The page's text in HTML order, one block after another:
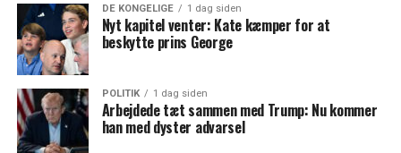
DE KONGELIGE 1 dag siden
Nyt kapitel venter: Kate kæmper for at
beskytte prins George
POLITIK 1 dag siden
Arbejdede tæt sammen med Trump: Nu kommer
han med dyster advarsel